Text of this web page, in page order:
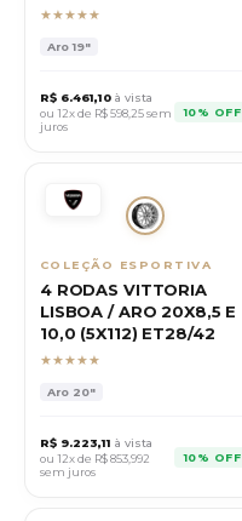
★★★★★
Aro19"
R$ 6.461,10 à vista
ou 12x de R$598,25sem
juros
10% OFF
COLEÇÃO ESPORTIVA
4 RODAS VITTORIA
LISBOA / ARO 20X8,5 E
10,0 (5X112) ET28/42
★★★★★
Aro 20"
R$ 9.223,11 à vista
ou 12x de R$853,992
sem juros
10% OFF